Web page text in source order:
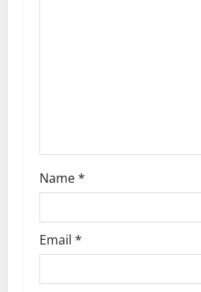
Name*
Email *